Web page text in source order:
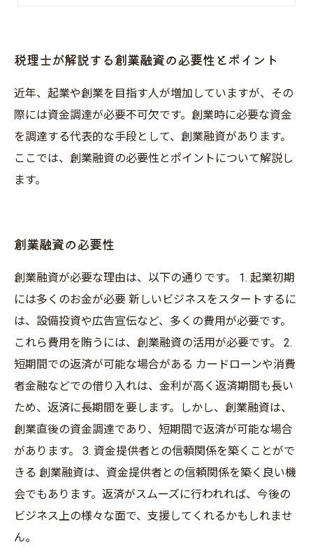
税理士が解説する創業融資の必要性とポイント
近年、起業や創業を目指す人が増加していますが、その
際には資金調達が必要不可欠です。創業時に必要な資金
を調達する代表的な手段として、創業融資があります。
ここでは、創業融資の必要性とポイントについて解説し
ます。
創業融資の必要性
創業融資が必要な理由は、以下の通りです。 1. 起業初期
には多くのお金が必要 新しいビジネスをスタートするに
は、設備投資や広告宣伝など、多くの費用が必要です。
これら費用を賄うには、創業融資の活用が必要です。 2.
短期間での返済が可能な場合がある カードローンや消費
者金融などでの借り入れは、金利が高く返済期間も長い
ため、返済に長期間を要します。しかし、創業融資は、
創業直後の資金調達であり、短期間で返済が可能な場合
があります。 3. 資金提供者との信頼関係を築くことがで
きる 創業融資は、資金提供者との信頼関係を築く良い機
会でもあります。返済がスムーズに行われれば、今後の
ビジネス上の様々な面で、支援してくれるかもしれませ
ん。